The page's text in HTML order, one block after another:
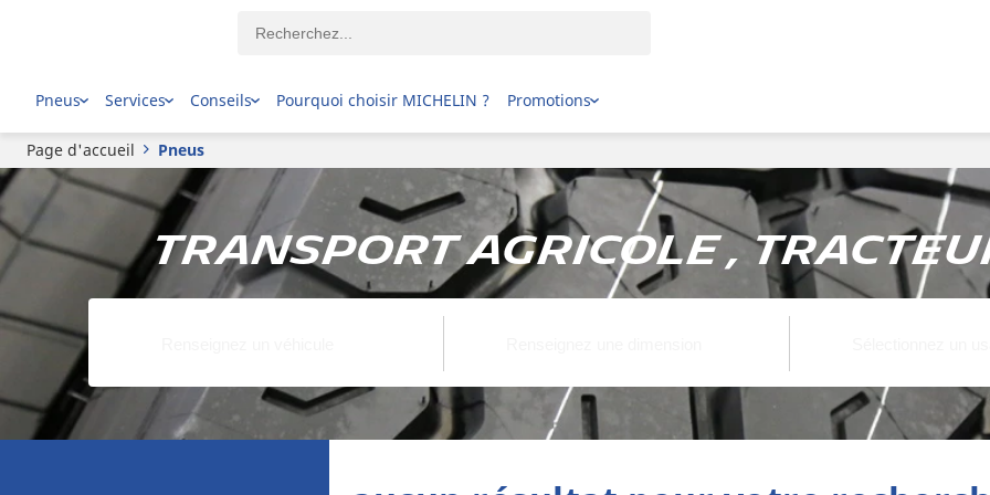
Pneus Services Conseils Pourquoi choisir MICHELIN ? Promotions
Page d'accueil Pneus
Transport Agricole , Tracteur